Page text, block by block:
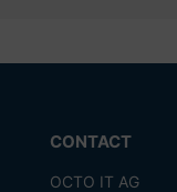
CONTACT
OCTO IT AG